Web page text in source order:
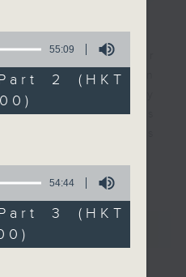
Livia Lin
is your
composed on
for the early
hub connects
Hong Kong’s
you need
for a morning
playlists to
heat, Livia
soundtrack to
55:09
2 (HKT
54:44
3 (HKT